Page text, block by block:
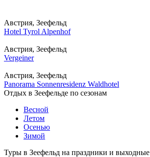
Австрия, Зеефельд
Hotel Tyrol Alpenhof
Австрия, Зеефельд
Vergeiner
Австрия, Зеефельд
Panorama Sonnenresidenz Waldhotel
Отдых в Зеефельде по сезонам
Весной
Летом
Осенью
Зимой
Туры в Зеефельд на праздники и выходные